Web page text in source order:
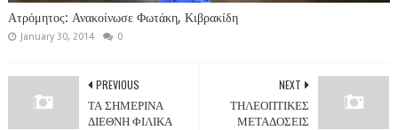
Ατρόμητος: Ανακοίνωσε Φωτάκη, Κιβρακίδη
January 30, 2014 0
NEXT
ΤΗΛΕΟΠΤΙΚΕΣ
ΜΕΤΑΔΟΣΕΙΣ
PREVIOUS
ΤΑ ΣΗΜΕΡΙΝΑ
ΔΙΕΘΝΗ ΦΙΛΙΚΑ